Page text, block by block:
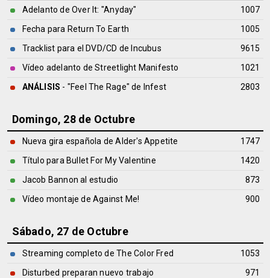
Adelanto de Over It: "Anyday"
1007
Fecha para Return To Earth
1005
Tracklist para el DVD/CD de Incubus
9615
Vídeo adelanto de Streetlight Manifesto
1021
ANÁLISIS - "Feel The Rage" de Infest 2803
Domingo, 28 de Octubre
Nueva gira española de Alder's Appetite
1747
Título para Bullet For My Valentine
1420
Jacob Bannon al estudio
873
Vídeo montaje de Against Me!
900
Sábado, 27 de Octubre
Streaming completo de The Color Fred
1053
Disturbed preparan nuevo trabajo
971